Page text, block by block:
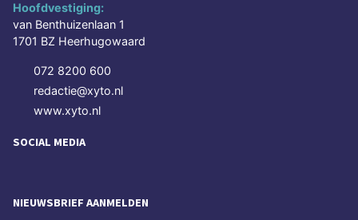
Hoofdvestiging:
van Benthuizenlaan 1
1701 BZ Heerhugowaard
072 8200 600
redactie@xyto.nl
www.xyto.nl
SOCIAL MEDIA
NIEUWSBRIEF AANMELDEN